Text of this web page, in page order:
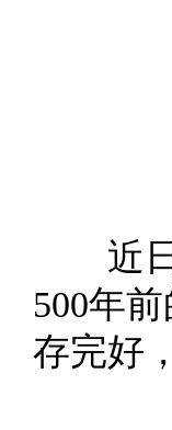
近日
500年
存完好